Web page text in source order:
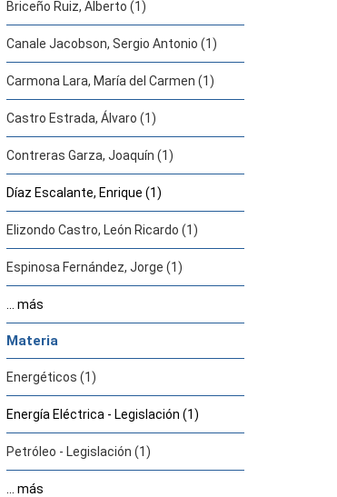
Briceño Ruiz, Alberto (1)
Canale Jacobson, Sergio Antonio (1)
Carmona Lara, María del Carmen (1)
Castro Estrada, Álvaro (1)
Contreras Garza, Joaquín (1)
Díaz Escalante, Enrique (1)
Elizondo Castro, León Ricardo (1)
Espinosa Fernández, Jorge (1)
... más
Materia
Energéticos (1)
Energía Eléctrica - Legislación (1)
Petróleo - Legislación (1)
... más